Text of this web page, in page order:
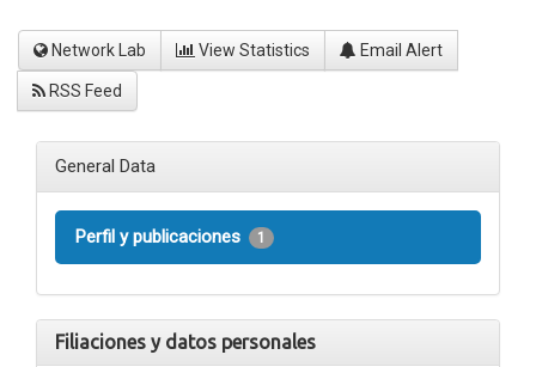
Network Lab View Statistics Email Alert
RSS Feed
General Data
Perfil y publicaciones 1
Filiaciones y datos personales